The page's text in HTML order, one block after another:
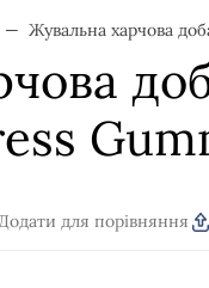
Жувальна харчова
для порівняння